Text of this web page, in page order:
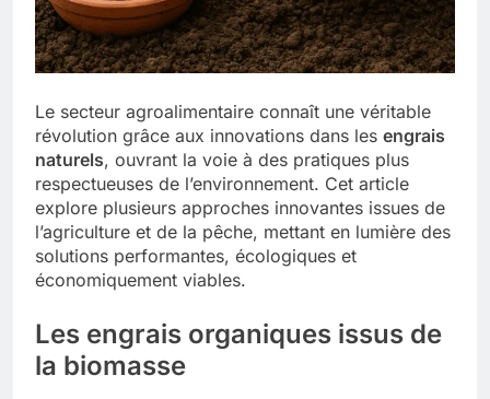
Le secteur agroalimentaire connaît une véritable
révolution grâce aux innovations dans les engrais
naturels, ouvrant la voie à des pratiques plus
respectueuses de l’environnement. Cet article
explore plusieurs approches innovantes issues de
l’agriculture et de la pêche, mettant en lumière des
solutions performantes, écologiques et
économiquement viables.
Les engrais organiques issus de
la biomasse